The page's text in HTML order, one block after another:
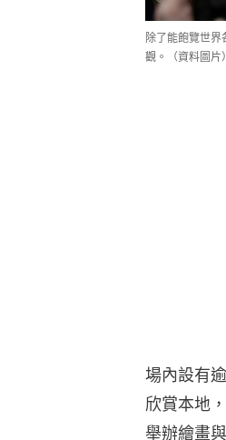
除了能飽覽世
觀。（資料圖片）
場內設有
欣賞本地
舉辦繪畫